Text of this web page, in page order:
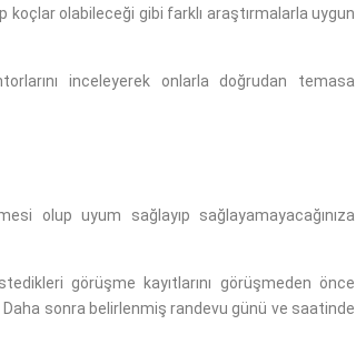
olabileceği gibi farklı araştırmalarla uygun
inceleyerek onlarla doğrudan temasa
olup uyum sağlayıp sağlayamayacağınıza
görüşme kayıtlarını görüşmeden önce
sonra belirlenmiş randevu günü ve saatinde